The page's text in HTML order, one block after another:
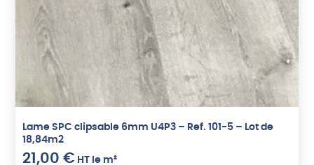
Lame SPC clipsable 6mm U4P3 – Ref. 101-5 – Lot de
18,84m2
21,00€ HT le m²